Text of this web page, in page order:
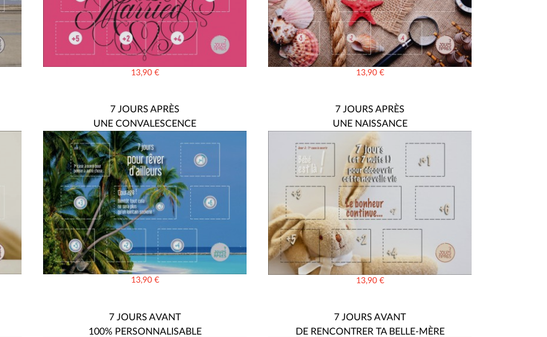
13,90 € 13,90 €
7 JOURS APRÈS
UNE CONVALESCENCE
13,90 €
7 JOURS APRÈS
UNE NAISSANCE
13,90 €
7 JOURS AVANT
100% PERSONNALISABLE
7 JOURS AVANT
DE RENCONTRER TA BELLE-MÈRE